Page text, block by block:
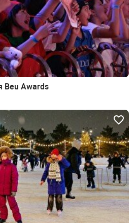
Beu Awards